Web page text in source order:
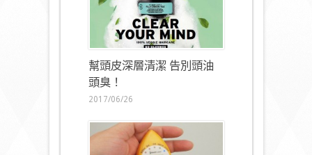
幫頭皮深層清潔 告別頭油
頭臭！
2017/06/26